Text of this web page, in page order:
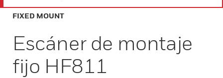
FIXED MOUNT
Escáner de montaje
fijo HF811